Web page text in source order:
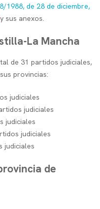
1988, de 28 de diciembre,
y sus anexos.
La Mancha
de 31 partidos judiciales,
provincias:
judiciales
judiciales
judiciales
judiciales
judiciales
de